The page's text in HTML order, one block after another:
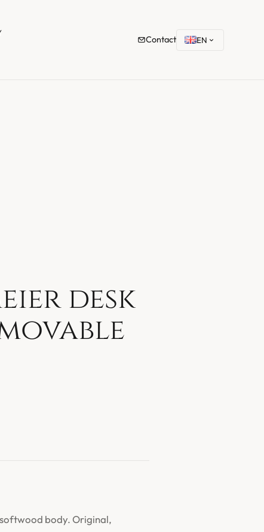
Contact EN
desk
body. Original,